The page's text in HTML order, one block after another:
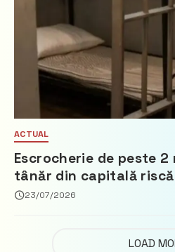
ACTUAL
Escrocherie de peste 2
tânăr din capitală
închisoare
23/07/2026
LOAD